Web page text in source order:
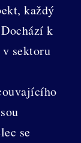
každý
k
sektoru
se